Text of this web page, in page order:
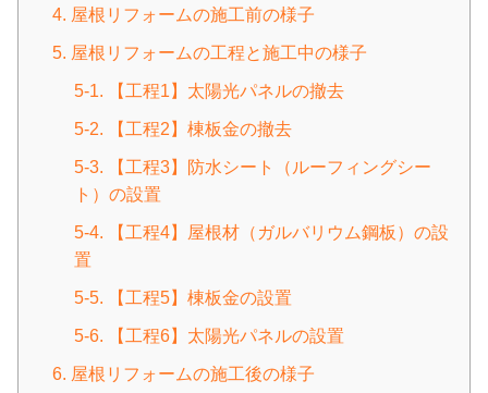
4. 屋根リフォームの施工前の様子
5. 屋根リフォームの工程と施工中の様子
5-1. 【工程1】太陽光パネルの撤去
5-2. 【工程2】棟板金の撤去
5-3. 【工程3】防水シート（ルーフィングシー
ト）の設置
5-4. 【工程4】屋根材（ガルバリウム鋼板）の設
置
5-5. 【工程5】棟板金の設置
5-6. 【工程6】太陽光パネルの設置
6. 屋根リフォームの施工後の様子